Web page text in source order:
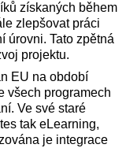
získaných během
zlepšovat práci
úrovni. Tato zpětná
projektu.
EU na období
všech programech
Ve své staré
tak eLearning,
je integrace